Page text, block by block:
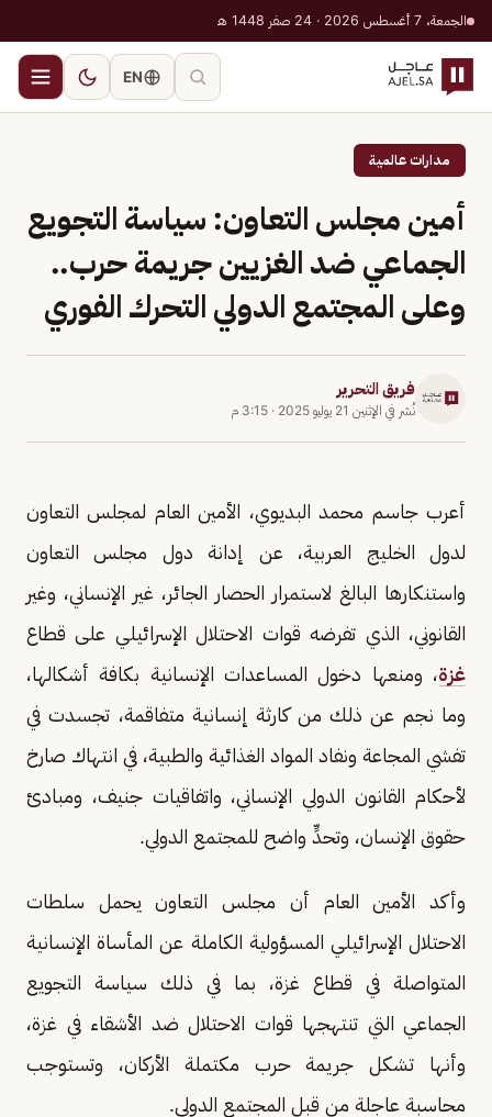
الجمعة، 7 أغسطس 2026 · 24 صفر 1448 هـ
EN
مدارات عالمية
أمين مجلس التعاون: سياسة التجويع
الجماعي ضد الغزيين جريمة حرب..
وعلى المجتمع الدولي التحرك الفوري
فريق التحرير
نُشر في الإثنين 21 يوليو 2025 · 3:15 م
أعرب جاسم محمد البديوي، الأمين العام لمجلس التعاون
لدول الخليج العربية، عن إدانة دول مجلس التعاون
واستنكارها البالغ لاستمرار الحصار الجائر، غير الإنساني، وغير
القانوني، الذي تفرضه قوات الاحتلال الإسرائيلي على قطاع
غزة، ومنعها دخول المساعدات الإنسانية بكافة أشكالها،
وما نجم عن ذلك من كارثة إنسانية متفاقمة، تجسدت في
تفشي المجاعة ونفاد المواد الغذائية والطبية، في انتهاك صارخ
لأحكام القانون الدولي الإنساني، واتفاقيات جنيف، ومبادئ
حقوق الإنسان، وتحدٍّ واضح للمجتمع الدولي.
وأكد الأمين العام أن مجلس التعاون يحمل سلطات
الاحتلال الإسرائيلي المسؤولية الكاملة عن المأساة الإنسانية
المتواصلة في قطاع غزة، بما في ذلك سياسة التجويع
الجماعي التي تنتهجها قوات الاحتلال ضد الأشقاء في غزة،
وأنها تشكل جريمة حرب مكتملة الأركان، وتستوجب
محاسبة عاجلة من قبل المجتمع الدولي.